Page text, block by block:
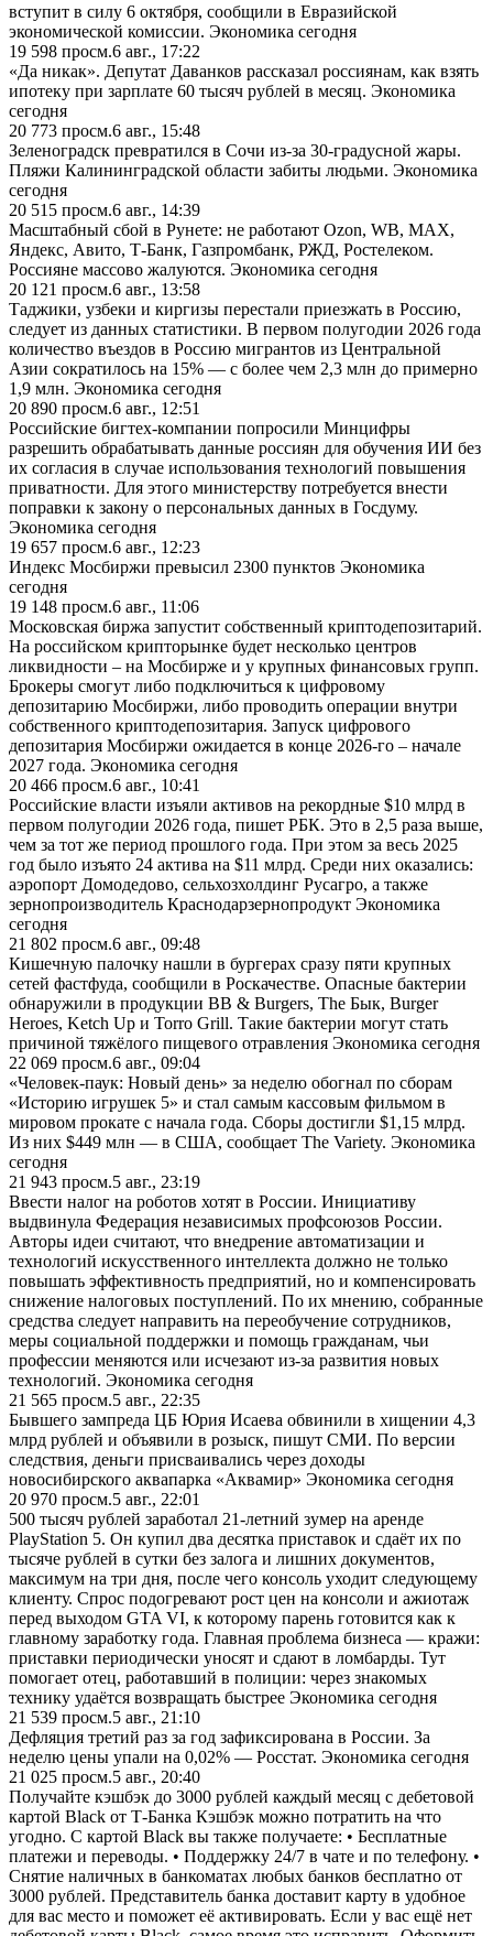
вступит в силу 6 октября, сообщили в Евразийской
экономической комиссии. Экономика сегодня
19 598 просм.6 авг., 17:22
«Да никак». Депутат Даванков рассказал россиянам, как взять
ипотеку при зарплате 60 тысяч рублей в месяц. Экономика
сегодня
20 773 просм.6 авг., 15:48
Зеленоградск превратился в Сочи из-за 30-градусной жары.
Пляжи Калининградской области забиты людьми. Экономика
сегодня
20 515 просм.6 авг., 14:39
Масштабный сбой в Рунете: не работают Ozon, WB, MAX,
Яндекс, Авито, Т-Банк, Газпромбанк, РЖД, Ростелеком.
Россияне массово жалуются. Экономика сегодня
20 121 просм.6 авг., 13:58
Таджики, узбеки и киргизы перестали приезжать в Россию,
следует из данных статистики. В первом полугодии 2026 года
количество въездов в Россию мигрантов из Центральной
Азии сократилось на 15% — с более чем 2,3 млн до примерно
1,9 млн. Экономика сегодня
20 890 просм.6 авг., 12:51
Российские бигтех-компании попросили Минцифры
разрешить обрабатывать данные россиян для обучения ИИ без
их согласия в случае использования технологий повышения
приватности. Для этого министерству потребуется внести
поправки к закону о персональных данных в Госдуму.
Экономика сегодня
19 657 просм.6 авг., 12:23
Индекс Мосбиржи превысил 2300 пунктов Экономика
сегодня
19 148 просм.6 авг., 11:06
Московская биржа запустит собственный криптодепозитарий.
На российском крипторынке будет несколько центров
ликвидности – на Мосбирже и у крупных финансовых групп.
Брокеры смогут либо подключиться к цифровому
депозитарию Мосбиржи, либо проводить операции внутри
собственного криптодепозитария. Запуск цифрового
депозитария Мосбиржи ожидается в конце 2026-го – начале
2027 года. Экономика сегодня
20 466 просм.6 авг., 10:41
Российские власти изъяли активов на рекордные $10 млрд в
первом полугодии 2026 года, пишет РБК. Это в 2,5 раза выше,
чем за тот же период прошлого года. При этом за весь 2025
год было изъято 24 актива на $11 млрд. Среди них оказались:
аэропорт Домодедово, сельхозхолдинг Русагро, а также
зернопроизводитель Краснодарзернопродукт Экономика
сегодня
21 802 просм.6 авг., 09:48
Кишечную палочку нашли в бургерах сразу пяти крупных
сетей фастфуда, сообщили в Роскачестве. Опасные бактерии
обнаружили в продукции BB & Burgers, The Бык, Burger
Heroes, Ketch Up и Torro Grill. Такие бактерии могут стать
причиной тяжёлого пищевого отравления Экономика сегодня
22 069 просм.6 авг., 09:04
«Человек-паук: Новый день» за неделю обогнал по сборам
«Историю игрушек 5» и стал самым кассовым фильмом в
мировом прокате с начала года. Сборы достигли $1,15 млрд.
Из них $449 млн — в США, сообщает The Variety. Экономика
сегодня
21 943 просм.5 авг., 23:19
Ввести налог на роботов хотят в России. Инициативу
выдвинула Федерация независимых профсоюзов России.
Авторы идеи считают, что внедрение автоматизации и
технологий искусственного интеллекта должно не только
повышать эффективность предприятий, но и компенсировать
снижение налоговых поступлений. По их мнению, собранные
средства следует направить на переобучение сотрудников,
меры социальной поддержки и помощь гражданам, чьи
профессии меняются или исчезают из-за развития новых
технологий. Экономика сегодня
21 565 просм.5 авг., 22:35
Бывшего зампреда ЦБ Юрия Исаева обвинили в хищении 4,3
млрд рублей и объявили в розыск, пишут СМИ. По версии
следствия, деньги присваивались через доходы
новосибирского аквапарка «Аквамир» Экономика сегодня
20 970 просм.5 авг., 22:01
500 тысяч рублей заработал 21-летний зумер на аренде
PlayStation 5. Он купил два десятка приставок и сдаёт их по
тысяче рублей в сутки без залога и лишних документов,
максимум на три дня, после чего консоль уходит следующему
клиенту. Спрос подогревают рост цен на консоли и ажиотаж
перед выходом GTA VI, к которому парень готовится как к
главному заработку года. Главная проблема бизнеса — кражи:
приставки периодически уносят и сдают в ломбарды. Тут
помогает отец, работавший в полиции: через знакомых
технику удаётся возвращать быстрее Экономика сегодня
21 539 просм.5 авг., 21:10
Дефляция третий раз за год зафиксирована в России. За
неделю цены упали на 0,02% — Росстат. Экономика сегодня
21 025 просм.5 авг., 20:40
Получайте кэшбэк до 3000 рублей каждый месяц с дебетовой
картой Black от Т-Банка Кэшбэк можно потратить на что
угодно. С картой Black вы также получаете: • Бесплатные
платежи и переводы. • Поддержку 24/7 в чате и по телефону. •
Снятие наличных в банкоматах любых банков бесплатно от
3000 рублей. Представитель банка доставит карту в удобное
для вас место и поможет её активировать. Если у вас ещё нет